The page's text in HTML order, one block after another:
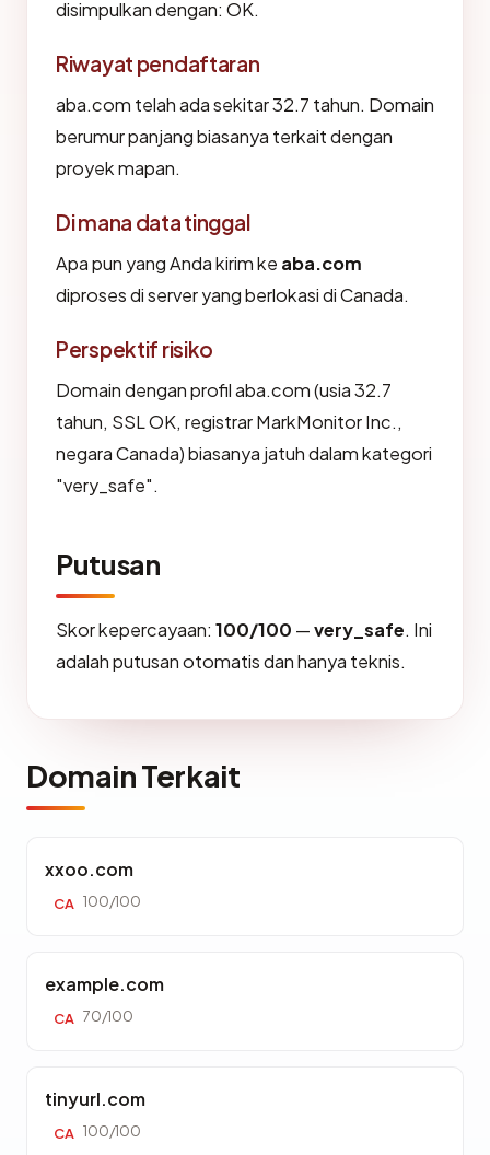
disimpulkan dengan: OK.
Riwayat pendaftaran
aba.com telah ada sekitar 32.7 tahun. Domain
berumur panjang biasanya terkait dengan
proyek mapan.
Di mana data tinggal
Apa pun yang Anda kirim ke aba.com
diproses di server yang berlokasi di Canada.
Perspektif risiko
Domain dengan profil aba.com (usia 32.7
tahun, SSL OK, registrar MarkMonitor Inc.,
negara Canada) biasanya jatuh dalam kategori
"very_safe".
Putusan
Skor kepercayaan: 100/100 —very_safe. Ini
adalah putusan otomatis dan hanya teknis.
Domain Terkait
xxoo.com
CA 100/100
example.com
CA 70/100
tinyurl.com
CA 100/100